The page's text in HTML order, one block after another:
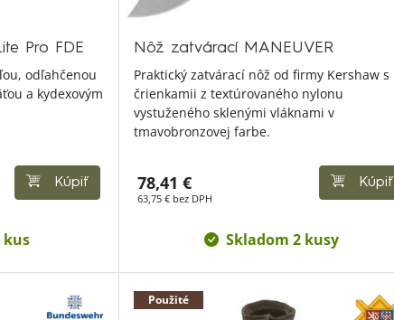
Pro FDE
odľahčenou
a kydexovým
Kúpiť
kus
Nôž zatvárací MANEUVER
Praktický zatvárací nôž od firmy Kershaw s
črienkamii z textúrovaného nylonu
vystuženého sklenými vláknami v
tmavobronzovej farbe.
78,41 €
63,75 € bez DPH
Kúpiť
Skladom 2 kusy
Použité